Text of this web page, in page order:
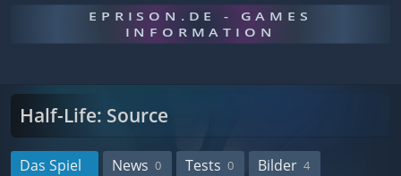
EPRISON.DE - GAMES
INFORMATION
Half-Life: Source
Das Spiel News 0 Tests 0 Bilder 4